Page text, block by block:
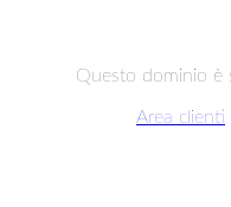
Questo dominio è
Area clienti